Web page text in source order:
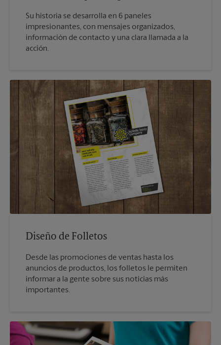
Su historia se desarrolla en 6 paneles
impresionantes, con mensajes organizados,
información de contacto y una clara llamada a la
acción.
Diseño de Folletos
Desde las promociones de ventas hasta los
anuncios de productos, los folletos le permiten
informar a la gente sobre sus noticias más
importantes.